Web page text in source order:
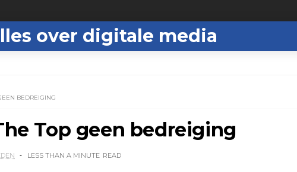
over digitale media
BEDREIGING
Top geen bedreiging
LESS THAN A MINUTE READ